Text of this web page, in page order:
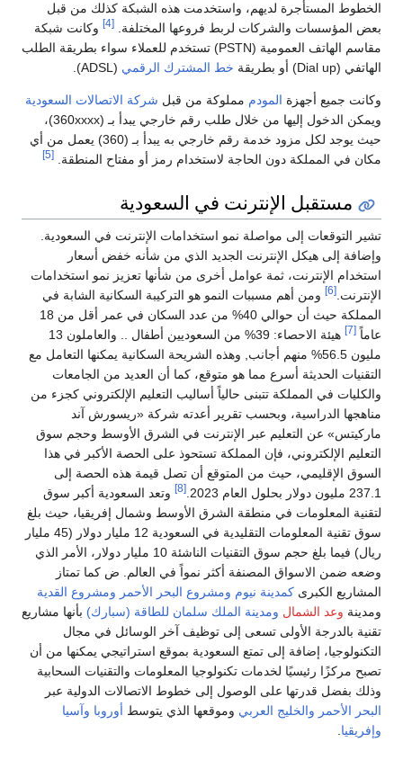
الخطوط المستأجرة لديهم، واستخدمت هذه الشبكة كذلك من قبل
بعض المؤسسات والشركات لربط فروعها المختلفة. [4]
وكانت شبكة
مقاسم الهاتف العمومية (PSTN) تستخدم للعملاء سواء بطريقة الطلب
الهاتفي (Dial up) أو بطريقة
خط المشترك الرقمي (ADSL).
وكانت جميع أجهزة المودم مملوكة من قبل شركة الاتصالات السعودية
ويمكن الدخول إليها من خلال طلب رقم خارجي يبدأ بـ (360xxxx)،
حيث يوجد لكل مزود خدمة رقم خارجي به يبدأ بـ (360) يعمل من أي
مكان في المملكة دون الحاجة لاستخدام رمز أو مفتاح المنطقة. [5]
مستقبل الإنترنت في السعودية
تشير التوقعات إلى مواصلة نمو استخدامات الإنترنت في السعودية.
وإضافة إلى هيكل الإنترنت الجديد الذي من شأنه خفض أسعار
استخدام الإنترنت، ثمة عوامل أخرى من شأنها تعزيز نمو استخدامات
الإنترنت. [6]
ومن أهم مسببات النمو هو التركيبة السكانية الشابة في
المملكة حيث أن حوالي 40% من عدد السكان في عمر أقل من 18
عاماً [7]
هيئة الاحصاء: 39% من السعوديين أطفال .. والعاملون 13
مليون 56.5% منهم أجانب, وهذه الشريحة السكانية يمكنها التعامل مع
التقنيات الحديثة أسرع مما هو متوقع، كما أن العديد من الجامعات
والكليات في المملكة تتبنى حالياً أساليب التعليم الإلكتروني كجزء من
مناهجها الدراسية، وبحسب تقرير أعدته شركة «ريسورش آند
ماركيتس» عن التعليم عبر الإنترنت في الشرق الأوسط وحجم سوق
التعليم الإلكتروني، فإن المملكة تستحوذ على الحصة الأكبر في هذا
السوق الإقليمي، حيث من المتوقع أن تصل قيمة هذه الحصة إلى
237.1 مليون دولار بحلول العام 2023.
[8]
وتعد السعودية أكبر سوق
لتقنية المعلومات في منطقة الشرق الأوسط وشمال إفريقيا، حيث بلغ
سوق تقنية المعلومات التقليدية في السعودية 12 مليار دولار (45 مليار
ريال) فيما بلغ حجم سوق التقنيات الناشئة 10 مليار دولار، الأمر الذي
وضعه ضمن الاسواق المصنفة أكثر نمواً في العالم. ض كما تمتاز
المشاريع الكبرى كمدينة نيوم ومشروع البحر الأحمر ومشروع القدية
ومدينة وعد الشمال ومدينة الملك سلمان للطاقة (سبارك) بأنها مشاريع
تقنية بالدرجة الأولى تسعى إلى توظيف آخر الوسائل في مجال
التكنولوجيا، إضافة إلى تمتع السعودية بموقع استراتيجي يمكنها من أن
تصبح مركزًا رئيسيًا لخدمات تكنولوجيا المعلومات والتقنيات السحابية
وذلك بفضل قدرتها على الوصول إلى خطوط الاتصالات الدولية عبر
البحر الأحمر والخليج العربي وموقعها الذي يتوسط أوروبا وآسيا
وإفريقيا